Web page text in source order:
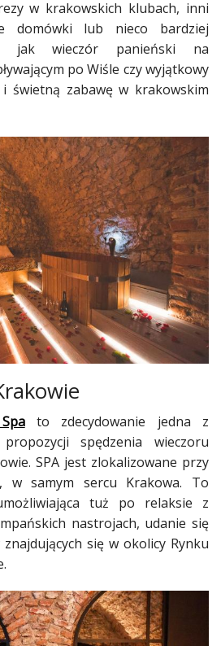
w krakowskich klubach, inni
domówki lub nieco bardziej
jak wieczór panieński na
po Wiśle czy wyjątkowy
i świetną zabawę w krakowskim
to zdecydowanie jedna z
propozycji spędzenia wieczoru
SPA jest zlokalizowane przy
w samym sercu Krakowa. To
tuż po relaksie z
nastrojach, udanie się
się w okolicy Rynku